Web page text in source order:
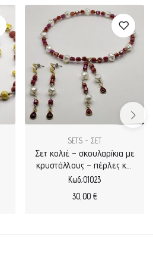
SETS - ΣΕΤ
Σετ κολιέ – σκουλαρίκια με
κρυστάλλους – πέρλες και
δάκρυ με σμάλτο
Κωδ.:01023
30,00 €